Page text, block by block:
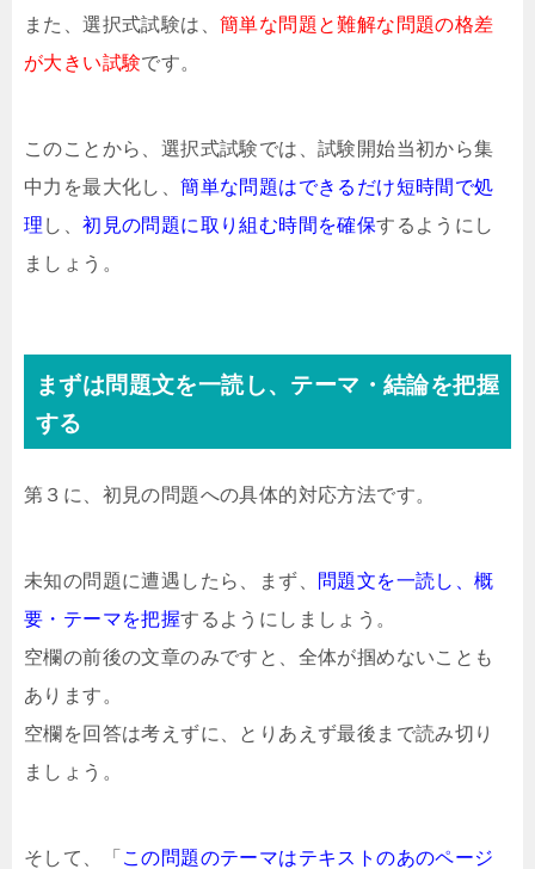
また、選択式試験は、 簡単な問題と難解な問題の格差
が大きい試験です。
このことから、選択式試験では、試験開始当初から集
中力を最大化し、簡単な問題はできるだけ短時間で処
理 し、初見の問題に取り組む時間を確保するようにし
ましょう。
まずは問題文を一読し、テーマ・結論を把握
する
第３に、初見の問題への具体的対応方法です。
未知の問題に遭遇したら、まず、
問題文を一読し、概
要・テーマを把握するようにしましょう。
空欄の前後の文章のみですと、全体が掴めないことも
あります。
空欄を回答は考えずに、とりあえず最後まで読み切り
ましょう。
そして、「 この問題のテーマはテキストのあのページ